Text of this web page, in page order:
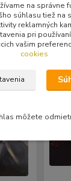
na správne
súhlasu tiež na
reklamných
pri
vašim
cookies
môžete